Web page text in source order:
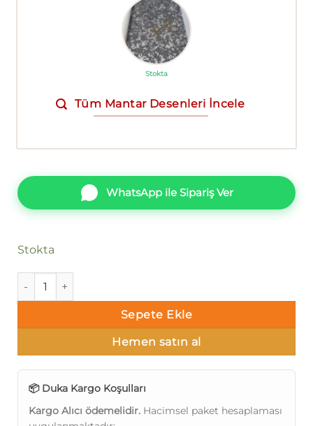
Stokta
Tüm Mantar Desenleri İncele
WhatsApp ile Sipariş Ver
Stokta
Duka Harlem dk.27001-4 adet
Sepete Ekle
Hemen satın al
📦 Duka Kargo Koşulları
Kargo Alıcı ödemelidir. Hacimsel paket hesaplaması